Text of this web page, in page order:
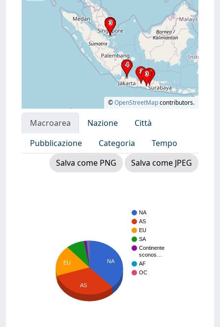
©OpenStreetMapcontributors.
Macroarea Nazione
Città
Pubblicazione
Categoria
Tempo
Salva come PNG
Salva come JPEG
NA
AS
EU
SA
Continente
sconos…
AF
OC
NA
EU
AS